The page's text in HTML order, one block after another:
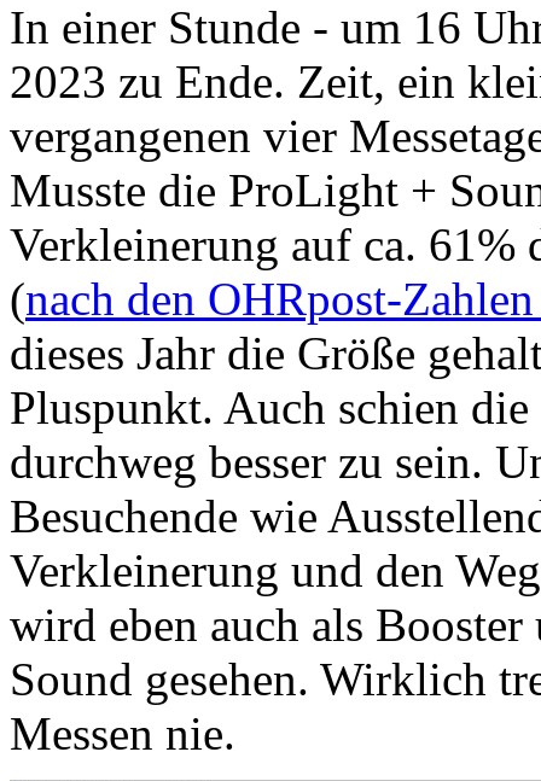
In einer Stunde - um 16
2023 zu Ende. Zeit, ein
vergangenen vier
Musste die ProLight +
Verkleinerung auf ca. 61%
(nach den OHRpost-
dieses Jahr die Größe
Pluspunkt. Auch schien
durchweg besser zu sein.
Besuchende wie
Verkleinerung und den
wird eben auch als
Sound gesehen. Wirklich
Messen nie.